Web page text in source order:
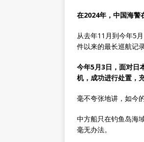
在2024年，中国海警
从去年11月到今年5
件以来的最长巡航记录
今年5月3日，面对日
机，成功进行处置，
毫不夸张地讲，如今
中方船只在钓鱼岛海
毫无办法。